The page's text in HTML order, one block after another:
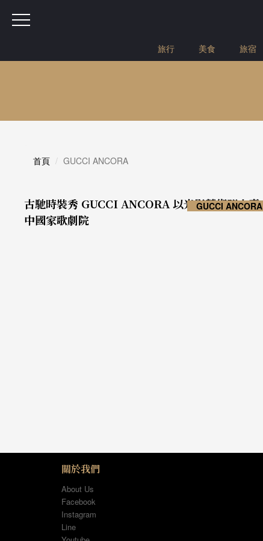
旅行 美食 旅宿
首頁 GUCCI ANCORA
古馳時裝秀 GUCCI ANCORA 以光影藝術躍上臺
中國家歌劇院
GUCCI ANCORA
關於我們
About Us
Facebook
Instagram
Line